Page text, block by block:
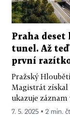
Praha
tunel. Až
první
Pražský
Magistrát získal
ukazuje
7. 5. 2025 ▪ 2 min.